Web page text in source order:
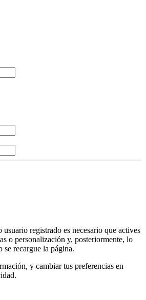
usuario registrado es necesario que actives
o personalización y, posteriormente, lo
se recargue la página.
y cambiar tus preferencias en
.